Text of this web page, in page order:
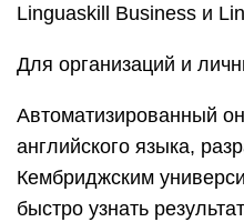
Linguaskill Business и
Для организаций и
Автоматизированный
английского языка,
Кембриджским
быстро узнать